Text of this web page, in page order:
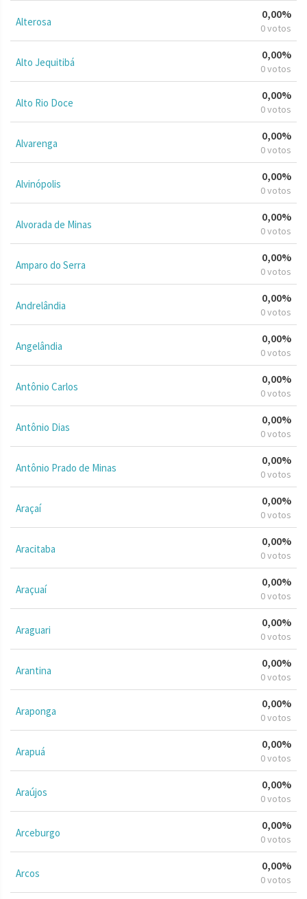
Alterosa
0,00%
0 votos
Alto Jequitibá
0,00%
0 votos
Alto Rio Doce
0,00%
0 votos
Alvarenga
0,00%
0 votos
Alvinópolis
0,00%
0 votos
Alvorada de Minas
0,00%
0 votos
Amparo do Serra
0,00%
0 votos
Andrelândia
0,00%
0 votos
Angelândia
0,00%
0 votos
Antônio Carlos
0,00%
0 votos
Antônio Dias
0,00%
0 votos
Antônio Prado de Minas
0,00%
0 votos
Araçaí
0,00%
0 votos
Aracitaba
0,00%
0 votos
Araçuaí
0,00%
0 votos
Araguari
0,00%
0 votos
Arantina
0,00%
0 votos
Araponga
0,00%
0 votos
Arapuá
0,00%
0 votos
Araújos
0,00%
0 votos
Arceburgo
0,00%
0 votos
Arcos
0,00%
0 votos